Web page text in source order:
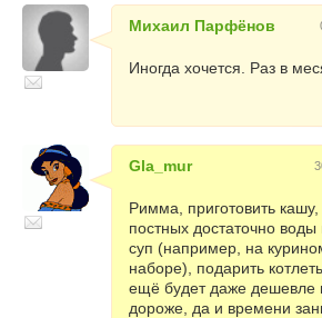
Михаил Парфёнов
Иногда хочется. Раз в
Gla_mur
Римма, приготовить
постных достаточно воды
суп (например, на
наборе), подарить
ещё будет даже дешевле
дороже, да и времени